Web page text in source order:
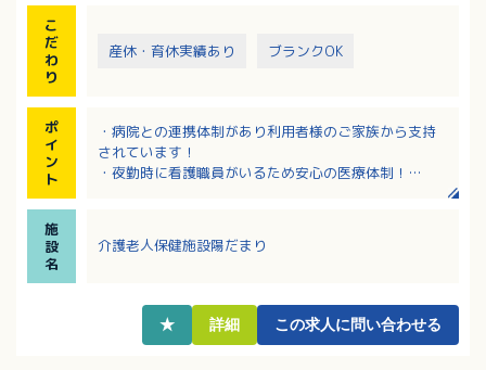
こ
だ
わ
り
産休・育休実績あり ブランクOK
ポ
イ
ン
ト
・病院との連携体制があり利用者様のご家族から支持
されています！
・夜勤時に看護職員がいるため安心の医療体制！
す！
・賞与4ヶ月！しっかり収入を得たい方におすすめ！
施
設
名
介護老人保健施設陽だまり
★ 詳細 この求人に問い合わせる